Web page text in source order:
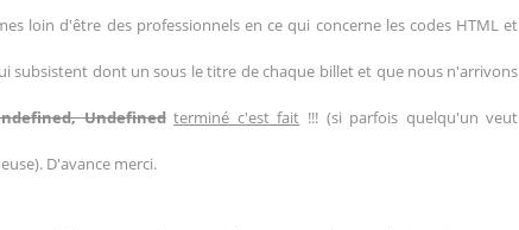
loin d'être des professionnels en ce qui concerne les codes HTML et
subsistent dont un sous le titre de chaque billet et que nous n'arrivons
Undefined terminé c'est fait !!! (si parfois quelqu'un veut
D'avance merci.